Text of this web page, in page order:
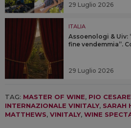
29 Luglio 2026
ITALIA
Assoenologi & Uiv:
fine vendemmia”.
29 Luglio 2026
TAG: MASTER OF WINE, PIO CESARE
INTERNAZIONALE VINITALY, SARAH
MATTHEWS, VINITALY, WINE